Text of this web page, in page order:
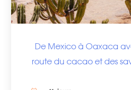
De Mexico à Oaxaca
route du cacao et des